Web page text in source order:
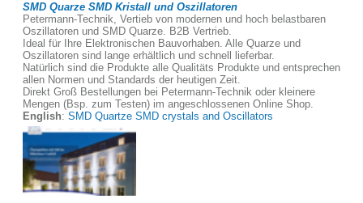
SMD Quarze SMD Kristall und Oszillatoren
Petermann-Technik, Vertieb von modernen und hoch belastbaren
Oszillatoren und SMD Quarze. B2B Vertrieb.
Ideal für Ihre Elektronischen Bauvorhaben. Alle Quarze und
Oszillatoren sind lange erhältlich und schnell lieferbar.
Natürlich sind die Produkte alle Qualitäts Produkte und entsprechen
allen Normen und Standards der heutigen Zeit.
Direkt Groß Bestellungen bei Petermann-Technik oder kleinere
Mengen (Bsp. zum Testen) im angeschlossenen Online Shop.
English: SMD Quartze SMD crystals and Oscillators